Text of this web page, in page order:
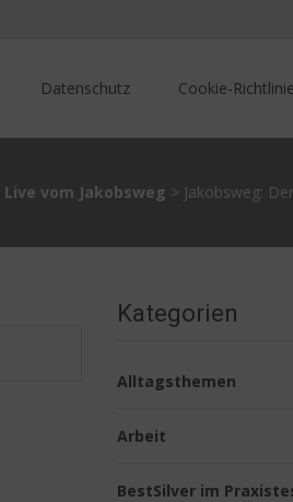
Datenschutz Cookie-
Live vom Jakobsweg > Jakobsweg:
Kategorien
Alltagsthemen
Arbeit
BestSilver im